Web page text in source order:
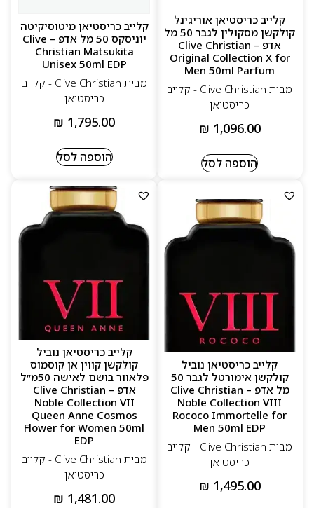
קלייב כריסטיאן אוריגינל
קולקשן מסקולין לגבר 50 מל
אדפ – Clive Christian
Original Collection X for
Men 50ml Parfum
מבית Clive Christian - קלייב
כריסטיאן
₪ 1,096.00
הוספה לסל
קלייב כריסטיאן מיטוסיקיטה
יוניסקס 50 מל אדפ – Clive
Christian Matsukita
Unisex 50ml EDP
מבית Clive Christian - קלייב
כריסטיאן
₪ 1,795.00
הוספה לסל
קלייב כריסטיאן נוביל
קולקשן אימורטל לגבר 50
מל אדפ – Clive Christian
Noble Collection VIII
Rococo Immortelle for
Men 50ml EDP
מבית Clive Christian - קלייב
כריסטיאן
₪ 1,495.00
קלייב כריסטיאן נוביל
קולקשן קווין אן קוסמוס
פלאוור בושם לאישה 50מ״ל
אדפ – Clive Christian
Noble Collection VII
Queen Anne Cosmos
Flower for Women 50ml
EDP
מבית Clive Christian - קלייב
כריסטיאן
₪ 1,481.00